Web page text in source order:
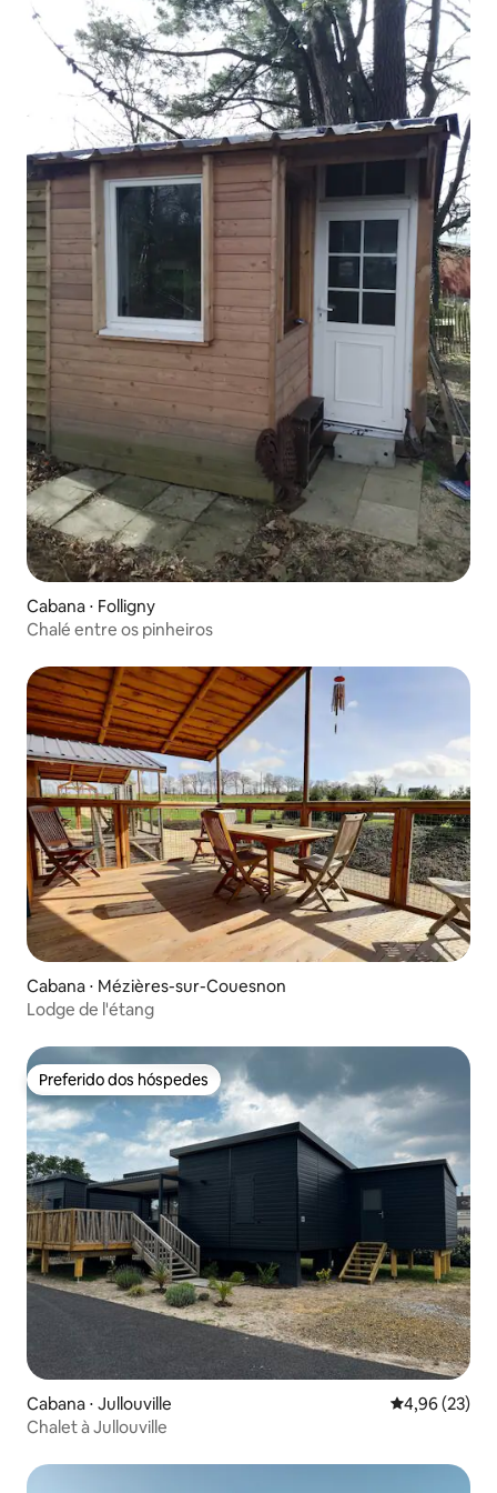
Cabana ⋅ Folligny
Chalé entre os pinheiros
Cabana ⋅ Mézières-sur-Couesnon
Lodge de l'étang
Preferido dos hóspedes
Preferido dos hóspedes
Cabana ⋅ Jullouville 4,96 de uma
4,96 (23)
Chalet à Jullouville